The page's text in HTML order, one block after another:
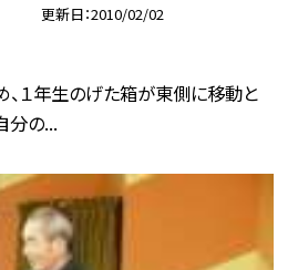
更新日 2010/02/02
、１年生のげた箱が東側に移動と
分の...